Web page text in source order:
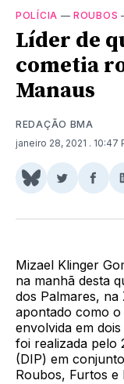
POLÍCIA —ROUBOS
Líder de
cometia
Manaus
REDAÇÃO BMA
janeiro 28, 2021 . 10:47
Share
BlueSkyTwitter
Mizael Klinger
na manhã desta
dos Palmares, na
apontado como
envolvida em
foi realizada pelo
(DIP) em
Roubos, Furtos e